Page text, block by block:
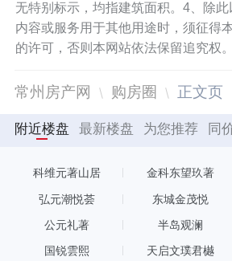
无特别标示，均指建筑面积。4、除
内容或服务用于其他用途时，须征得
的许可，否则本网站依法保留追究权。
常州房产网 购房圈 正文页
附近楼盘 最新楼盘 为您推荐 同
科维元著山居 金科东望玖著
弘元潮悦荟 东城金茂悦
公元礼著 半岛观澜
国锐雲熙 天启文璞君樾